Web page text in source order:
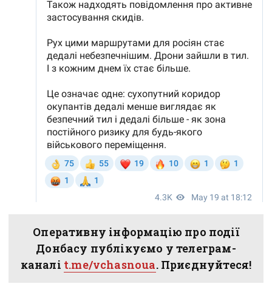
Оперативну інформацію про події
Донбасу публікуємо у телеграм-
каналі t.me/vchasnoua. Приєднуйтеся!